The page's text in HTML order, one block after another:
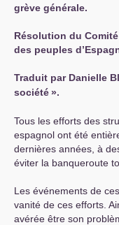
grève générale.
Résolution du
des peuples
Traduit par Danielle
société».
Tous les efforts des
espagnol ont été
dernières années, à
éviter la banqueroute
Les événements de
vanité de ces efforts.
avérée être son